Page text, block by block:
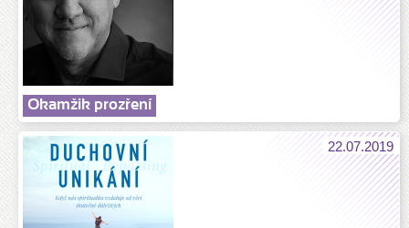
Okamžik prozření
22.07.2019